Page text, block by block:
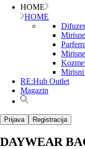
HOME
HOME
Mirisni
RE:Hub Outlet
Magazin
Prijava Registracija
DAYWEAR